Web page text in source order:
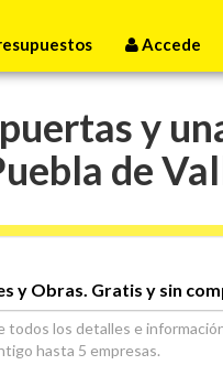
Accede
y
de
y Obras. Gratis y sin